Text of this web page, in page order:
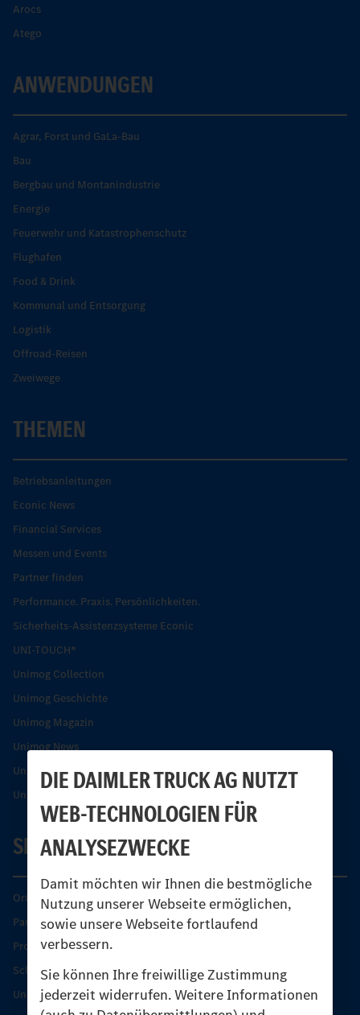
DIE DAIMLER TRUCK AG NUTZT
WEB-TECHNOLOGIEN FÜR
ANALYSEZWECKE
Damit möchten wir Ihnen die bestmögliche
Nutzung unserer Webseite ermöglichen,
sowie unsere Webseite fortlaufend
verbessern.
Sie können Ihre freiwillige Zustimmung
jederzeit widerrufen. Weitere Informationen
Arocs
Atego
ANWENDUNGEN
Agrar, Forst und GaLa-Bau
Bau
Bergbau und Montanindustrie
Energie
Feuerwehr und Katastrophenschutz
Flughafen
Food & Drink
Kommunal und Entsorgung
Logistik
Offroad-Reisen
Zweiwege
THEMEN
Betriebsanleitungen
Econic News
Financial Services
Messen und Events
Partner finden
Performance. Praxis. Persönlichkeiten.
Sicherheits-Assistenzsysteme Econic
UNI-TOUCH®
Unimog Collection
Unimog Geschichte
Unimog Magazin
Unimog News
Unimog Partner-Portal
Unimog Sicherheit
SERVICE
Original-Teile
Partner finden
Produkt-Highlights
Schutz und Werterhalt
Unimog Serviceangebot